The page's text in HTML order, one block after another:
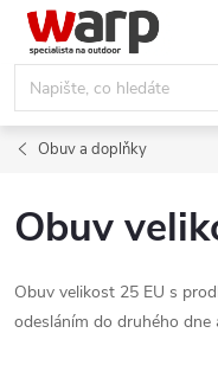
Přejít
obsah
Obuv a doplňky
Obuv
Obuv velikost 25 EU s
odesláním do druhého